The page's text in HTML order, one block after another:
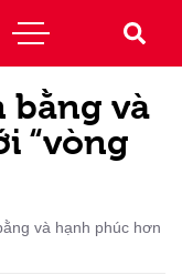
bằng và
“vòng
và hạnh phúc hơn